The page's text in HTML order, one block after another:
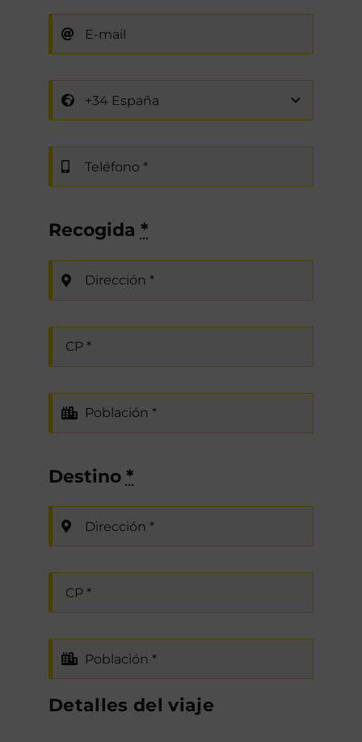
Recogida *
Destino *
Detalles del viaje